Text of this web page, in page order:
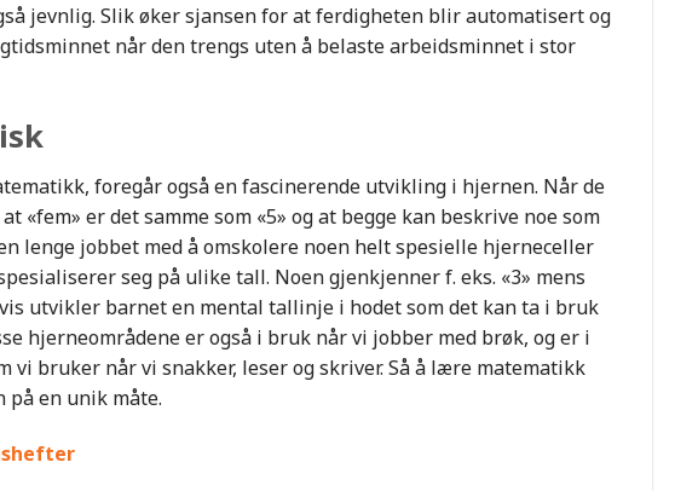
jevnlig. Slik øker sjansen for at ferdigheten blir automatisert og
når den trengs uten å belaste arbeidsminnet i stor
foregår også en fascinerende utvikling i hjernen. Når de
«fem» er det samme som «5» og at begge kan beskrive noe som
lenge jobbet med å omskolere noen helt spesielle hjerneceller
seg på ulike tall. Noen gjenkjenner f. eks. «3» mens
utvikler barnet en mental tallinje i hodet som det kan ta i bruk
hjerneområdene er også i bruk når vi jobber med brøk, og er i
vi bruker når vi snakker, leser og skriver. Så å lære matematikk
en unik måte.